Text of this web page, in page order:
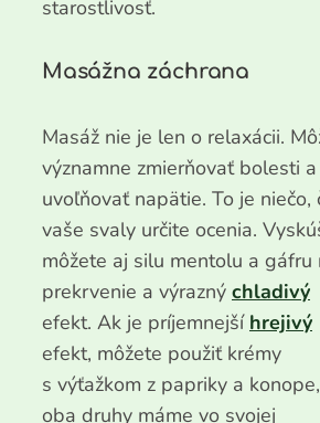
starostlivosť.
Masážna záchrana
Masáž nie je len o relaxácii.
významne zmierňovať bolesti a
uvoľňovať napätie. To je niečo,
vaše svaly určite ocenia.
môžete aj silu mentolu a gáfru
prekrvenie a výrazný chladivý
efekt. Ak je príjemnejší hrejivý
efekt, môžete použiť krémy
s výťažkom z papriky a konope,
oba druhy máme vo svojej